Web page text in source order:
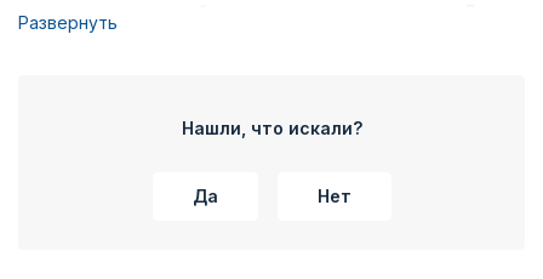
и щит по сторонам обрамлены лавровыми ветвями. В
ветви лаврового дерева вплетена лента. Вокруг щита,
ленте, снизу меча и щита, были написаны слова: «За
заслуги в обеспечении экномической безопасности»,
выгравированы прямыми заглавными литерами.
Развернуть
Нашли, что искали?
Да Нет